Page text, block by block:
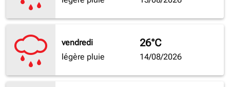
vendredi
légère pluie
26°C
14/08/2026